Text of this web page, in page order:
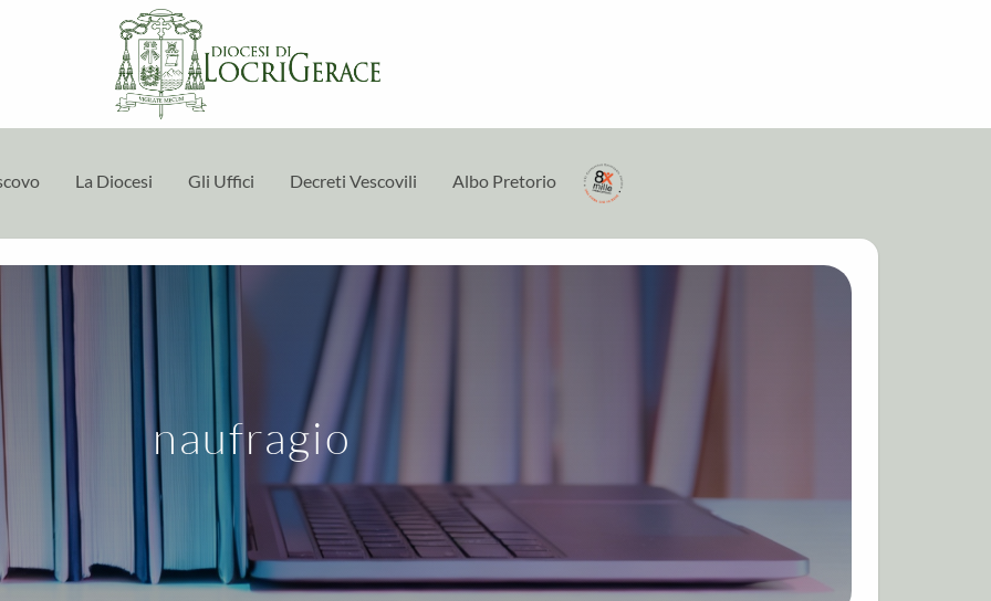
La Diocesi Gli Uffici Decreti Vescovili Albo Pretorio
naufragio